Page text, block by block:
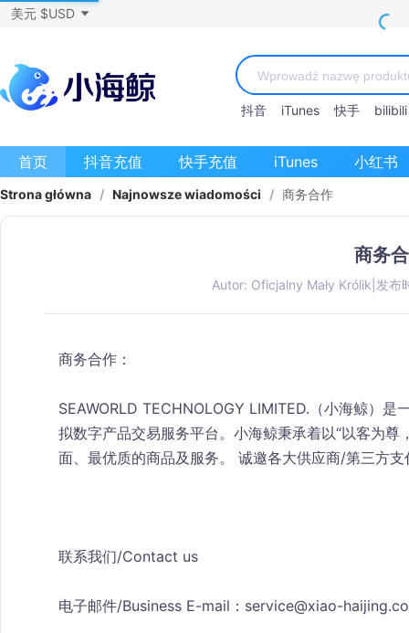
美元 $USD
抖音 iTunes 快手 bilibili
首页 抖音充值 快手充值 iTunes 小红书
Strona główna / Najnowsze wiadomości / 商务合作
商务
Autor: Oficjalny Mały Królik 发布
商务合作：
SEAWORLD TECHNOLOGY LIMITED.（小海鲸）
拟数字产品交易服务平台。小海鲸秉承着以“以客为
面、最优质的商品及服务。 诚邀各大供应商/第三方
联系我们/Contact us
电子邮件/Business E-mail： service@xiao-